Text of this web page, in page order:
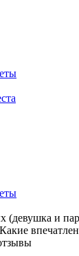
(девушка и